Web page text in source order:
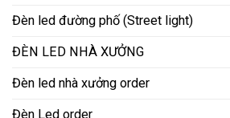
Đèn led đường phố (Street light)
ĐÈN LED NHÀ XƯỞNG
Đèn led nhà xưởng order
Đèn Led order